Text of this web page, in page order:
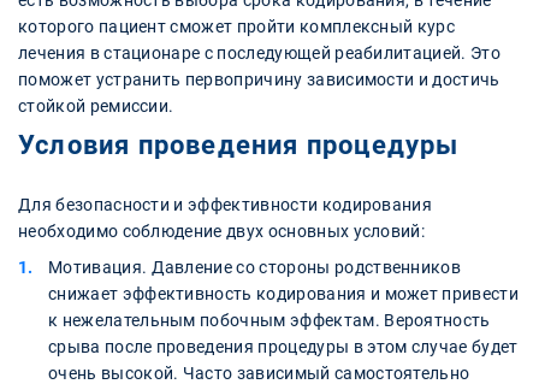
которого пациент сможет пройти комплексный курс
лечения в стационаре с последующей реабилитацией. Это
поможет устранить первопричину зависимости и достичь
стойкой ремиссии.
Условия проведения процедуры
Для безопасности и эффективности кодирования
необходимо соблюдение двух основных условий:
Мотивация. Давление со стороны родственников
снижает эффективность кодирования и может привести
к нежелательным побочным эффектам. Вероятность
срыва после проведения процедуры в этом случае будет
очень высокой. Часто зависимый самостоятельно